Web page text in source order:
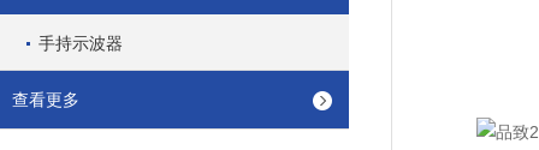
手持示波器
查看更多